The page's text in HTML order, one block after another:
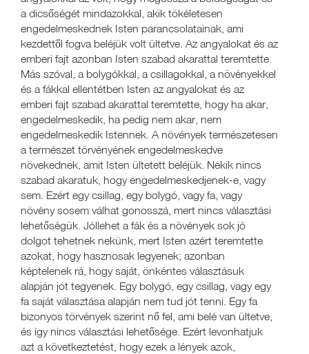
a dicsőségét mindazokkal, akik tökéletesen
engedelmeskednek Isten parancsolatainak, ami
kezdettől fogva beléjük volt ültetve. Az angyalokat és az
emberi fajt azonban Isten szabad akarattal teremtette.
Más szóval, a bolygókkal, a csillagokkal, a növényekkel
és a fákkal ellentétben Isten az angyalokat és az
emberi fajt szabad akarattal teremtette, hogy ha akar,
engedelmeskedik, ha pedig nem akar, nem
engedelmeskedik Istennek. A növények természetesen
a természet törvényének engedelmeskedve
növekednek, amit Isten ültetett beléjük. Nekik nincs
szabad akaratuk, hogy engedelmeskedjenek-e, vagy
sem. Ezért egy csillag, egy bolygó, vagy fa, vagy
növény sosem válhat gonosszá, mert nincs választási
lehetőségük. Jóllehet a fák és a növények sok jó
dolgot tehetnek nekünk, mert Isten azért teremtette
azokat, hogy hasznosak legyenek; azonban
képtelenek rá, hogy saját, önkéntes választásuk
alapján jót tegyenek. Egy bolygó, egy csillag, vagy egy
fa saját választása alapján nem tud jót tenni. Egy fa
bizonyos törvények szerint nő fel, ami belé van ültetve,
és így nincs választási lehetősége. Ezért levonhatjuk
azt a következtetést, hogy ezek a lények azok,